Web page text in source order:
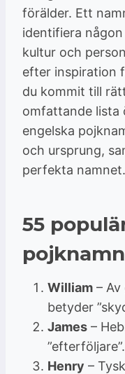
förälder. Ett
identifiera
kultur och
efter inspiration
du kommit till
omfattande lista
engelska
och ursprung,
perfekta namnet.
55
pojknamn
William –
betyder
James –
”efterföljare”.
Henry –